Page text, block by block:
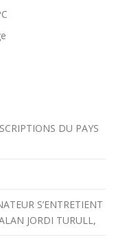
DU PAYS
S’ENTRETIENT
JORDI TURULL,